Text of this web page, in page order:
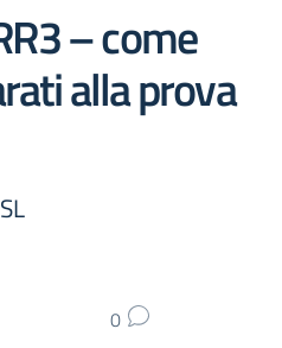
– come
alla prova
0